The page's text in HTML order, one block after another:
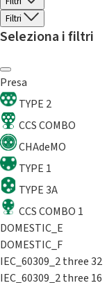
Filtri
Seleziona i filtri
Presa
TYPE 2
CCS COMBO
CHAdeMO
TYPE 1
TYPE 3A
CCS COMBO 1
DOMESTIC_E
DOMESTIC_F
IEC_60309_2 three 32
IEC_60309_2 three 16